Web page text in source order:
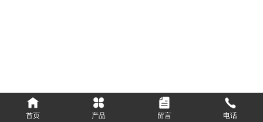
首页 产品 留言 电话